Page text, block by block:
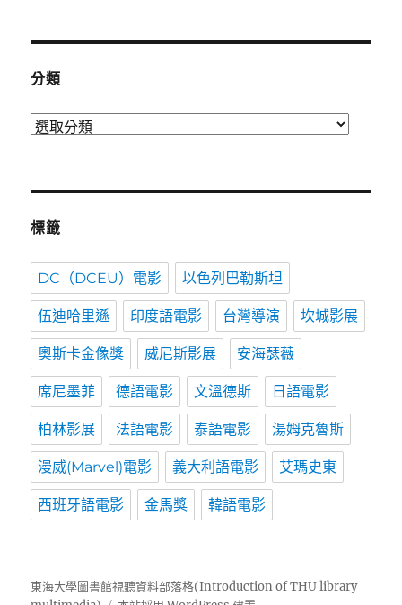
分類
分
標籤
DC（DCEU）電影 以色列巴勒斯坦
伍迪哈里遜 印度語電影 台灣導演 坎城影展
奧斯卡金像獎 威尼斯影展 安海瑟薇
席尼墨菲 德語電影 文溫德斯 日語電影
柏林影展 法語電影 泰語電影 湯姆克魯斯
漫威(Marvel)電影 義大利語電影 艾瑪史東
西班牙語電影 金馬獎 韓語電影
東海大學圖書館視聽資料部落格(Introduction of THU library